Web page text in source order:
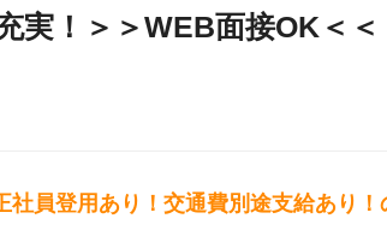
実！＞＞WEB面接OK＜＜
社員登用あり！交通費別途支給あり！